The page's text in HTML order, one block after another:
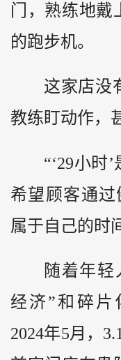
门，熟练地戴
的跑步机。
这家店没
教练盯动作，
“‘29小时
希望顾客通
属于自己的时
随着年
经济”和碎片
2024年5月，